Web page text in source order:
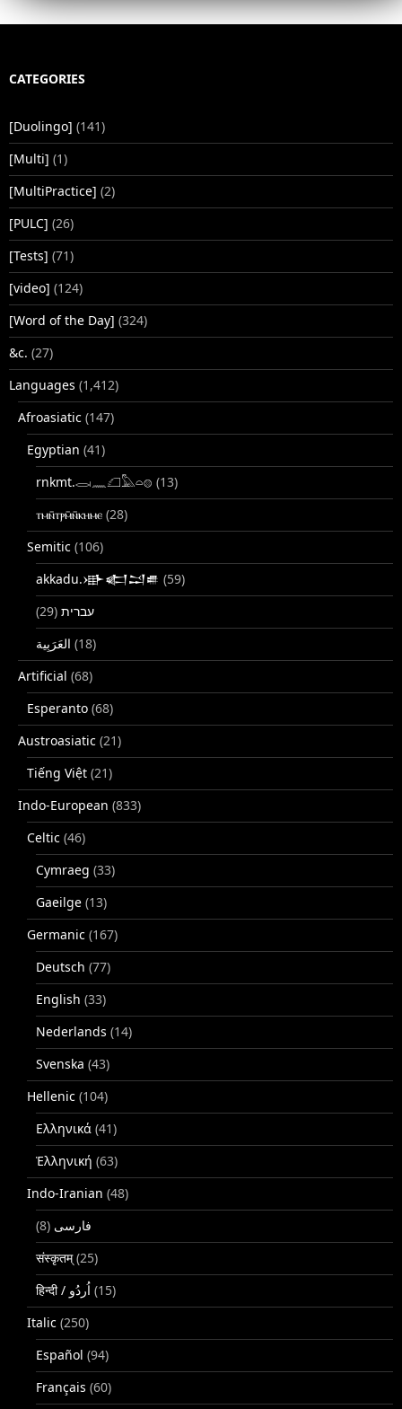
CATEGORIES
[Duolingo] (141)
[Multi] (1)
[MultiPractice] (2)
[PULC] (26)
[Tests] (71)
[video] (124)
[Word of the Day] (324)
&c. (27)
Languages (1,412)
Afroasiatic (147)
Egyptian (41)
rnkmt.𓂋𓏺𓈖𓆎𓅓𓏏𓊖 (13)
ⲧⲙⲛ̄ⲧⲣⲙ̄ⲛ̄ⲕⲏⲙⲉ (28)
Semitic (106)
akkadu.𒀝𒅗𒁺𒌑 (59)
עברית (29)
(18)
Artificial (68)
Esperanto (68)
Austroasiatic (21)
Tiếng Việt (21)
Indo-European (833)
Celtic (46)
Cymraeg (33)
Gaeilge (13)
Germanic (167)
Deutsch (77)
English (33)
Nederlands (14)
Svenska (43)
Hellenic (104)
Ελληνικά (41)
Ἑλληνική (63)
Indo-Iranian (48)
فارسی (8)
संस्कृतम्(25)
(15)
Italic (250)
Español (94)
Français (60)